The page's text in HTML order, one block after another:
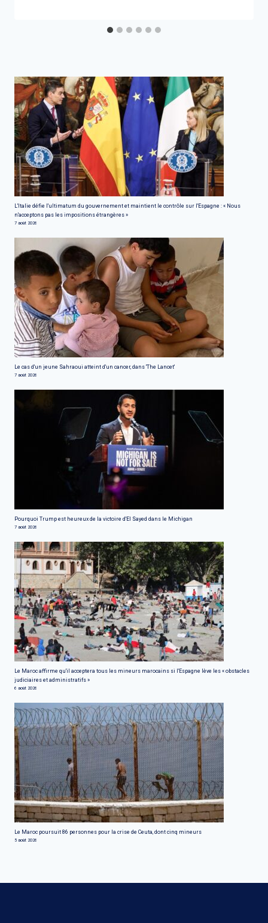
L'Italie défie l'ultimatum du gouvernement et maintient le contrôle sur l'Espagne : « Nous
n'acceptons pas les impositions étrangères »
7 août 2026
Le cas d'un jeune Sahraoui atteint d'un cancer, dans 'The Lancet'
7 août 2026
Pourquoi Trump est heureux de la victoire d'El Sayed dans le Michigan
7 août 2026
Le Maroc affirme qu'il acceptera tous les mineurs marocains si l'Espagne lève les « obstacles
judiciaires et administratifs »
6 août 2026
Le Maroc poursuit 86 personnes pour la crise de Ceuta, dont cinq mineurs
5 août 2026